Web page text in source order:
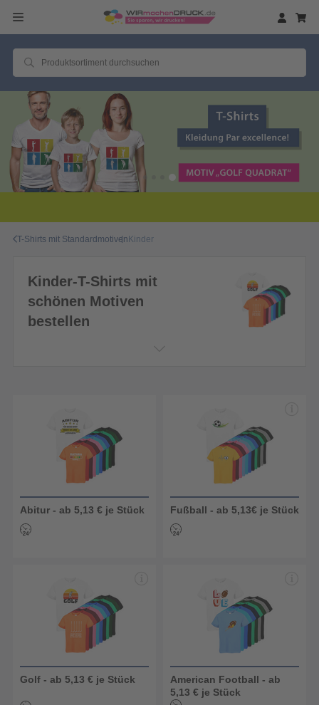
T-Shirts mit StandardmotivenKinder
Kinder-T-Shirts mit
schönen Motiven
bestellen
Abitur - ab 5,13 € je Stück Fußball - ab 5,13€ je Stück
Golf - ab 5,13 € je Stück
American Football - ab
5,13 € je Stück